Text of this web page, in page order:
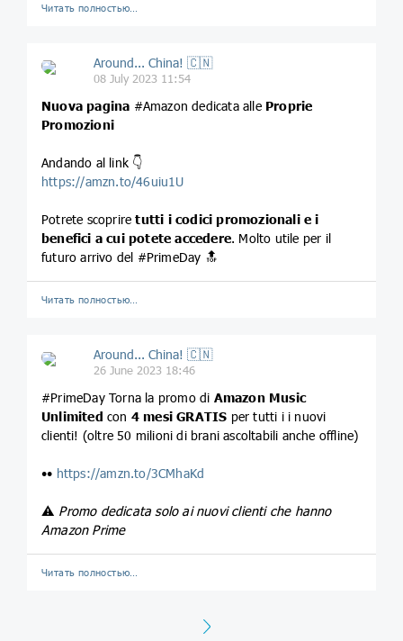
Читать полностью…
Around... China! 🇨🇳
08 July 2023 11:54
Nuova pagina #Amazon dedicata alle Proprie
Promozioni
Andando al link 👇
https://amzn.to/46uiu1U
Potrete scopriretutti i codici promozionali e i
benefici a cui potete accedere. Molto utile per il
futuro arrivo del #PrimeDay 🔝
Читать полностью…
Around... China! 🇨🇳
26 June 2023 18:46
#PrimeDay Torna la promo di Amazon Music
Unlimited con 4 mesi GRATIS per tutti i i nuovi
clienti! (oltre 50 milioni di brani ascoltabili anche offline)
•• https://amzn.to/3CMhaKd
⚠️ Promo dedicata solo ai nuovi clienti che hanno
Amazon Prime
Читать полностью…
Next